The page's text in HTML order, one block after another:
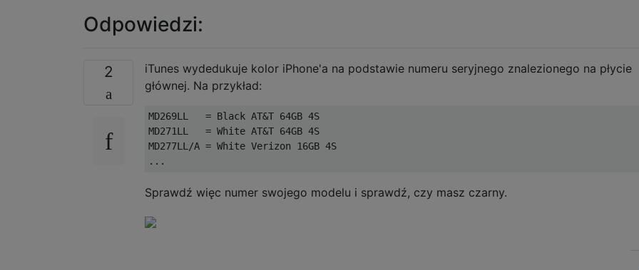
Odpowiedzi:
2
iTunes wydedukuje kolor iPhone'a na podstawie numeru seryjnego znalezionego na płycie
głównej. Na przykład:
MD269LL   = Black AT&T 64GB 4S
MD271LL   = White AT&T 64GB 4S
MD277LL/A = White Verizon 16GB 4S
Sprawdź więc numer swojego modelu i sprawdź, czy masz czarny.